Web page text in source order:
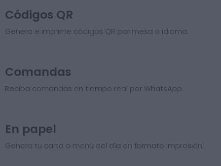
Códigos QR
Genera e imprime códigos QR por mesa o idioma.
Comandas
Reciba comandas en tiempo real por WhatsApp.
En papel
Genera tu carta o menú del día en formato impresión.